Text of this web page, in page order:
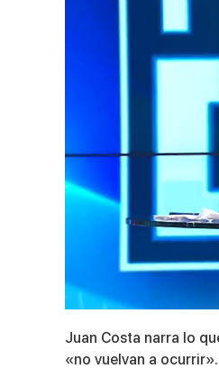
seconds
of
16
Juan Costa narra lo
«no vuelvan a ocurrir».